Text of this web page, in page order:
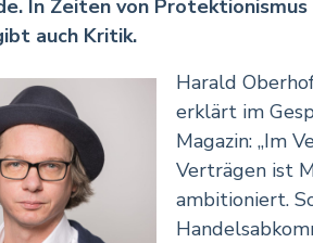
In Zeiten von
auch Kritik.
Harald
erklärt im
Magazin: „Im
Verträgen ist
ambitioniert.